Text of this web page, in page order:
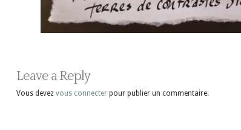
Leave a Reply
Vous devez vous connecter pour publier un commentaire.